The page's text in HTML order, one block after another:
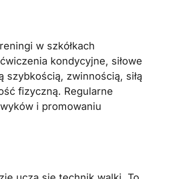
w szkółkach
kondycyjne, siłowe
szybkością, zwinnością, siłą
fizyczną. Regularne
i promowaniu